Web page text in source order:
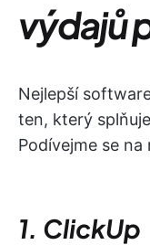
výdajů
Nejlepší
ten, který
Podívejme se
1. ClickUp